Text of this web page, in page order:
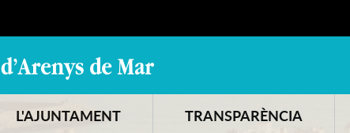
L'AJUNTAMENT TRANSPARÈNCIA